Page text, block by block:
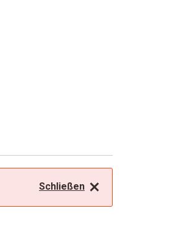
Schließen